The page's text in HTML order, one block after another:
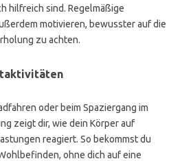
hilfreich sind. Regelmäßige
motivieren, bewusster auf die
zu achten.
oder beim Spaziergang im
zeigt dir, wie dein Körper auf
reagiert. So bekommst du
ohne dich auf eine